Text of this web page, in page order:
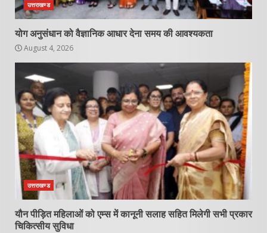
उत्तराखण्ड
योग अनुसंधान को वैज्ञानिक आधार देना समय की आवश्यकता
August 4, 2026
उत्तराखण्ड
यौन पीड़ित महिलाओं को एम्स में कानूनी सलाह सहित मिलेगी सभी प्रकार
चिकित्सीय सुविधा